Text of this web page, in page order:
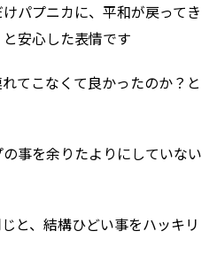
パプニカに、平和が戻ってき
安心した表情です
てこなくて良かったのか？と
事を余りたよりにしていない
と、結構ひどい事をハッキリ